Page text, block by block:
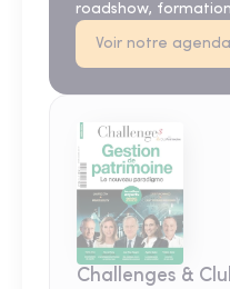
roadshow,
Voir notre agenda
Challenges &